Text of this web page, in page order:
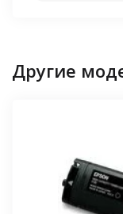
Другие